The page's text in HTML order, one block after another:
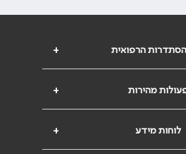
+ הרפואית
+ מהירות
+ לוחות מידע